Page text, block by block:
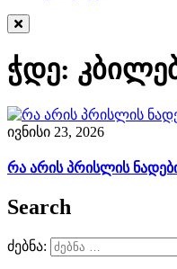
ჭდე:
ივნისი 23, 2026
რა არის პრისლის
Search
ძებნა: